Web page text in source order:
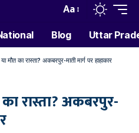
Aa
Blog Uttar
मौत का रास्ता? अकबरपुर-माती मार्ग पर हाहाकार
रास्ता? अकबरपुर-